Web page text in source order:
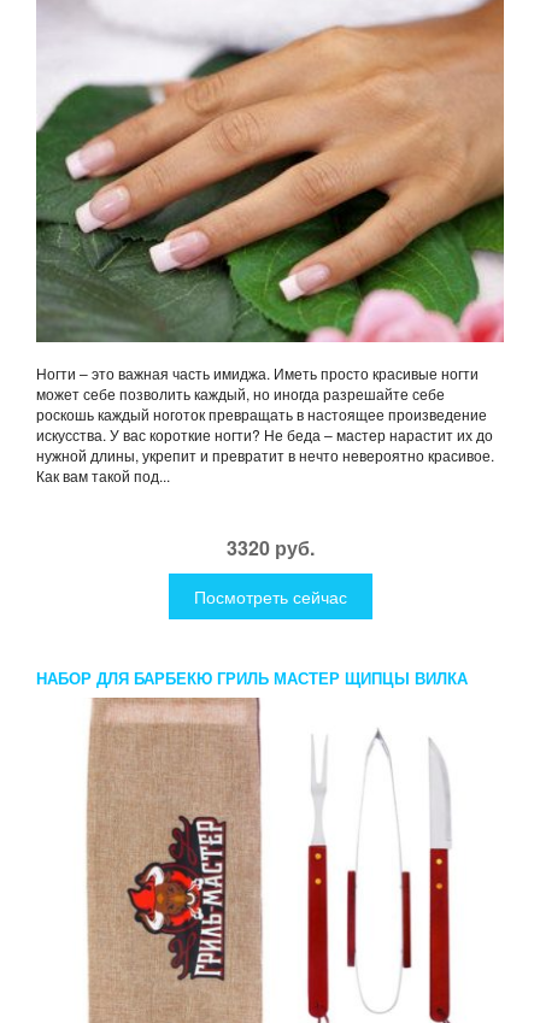
Ногти – это важная часть имиджа. Иметь просто красивые ногти
может себе позволить каждый, но иногда разрешайте себе
роскошь каждый ноготок превращать в настоящее произведение
искусства. У вас короткие ногти? Не беда – мастер нарастит их до
нужной длины, укрепит и превратит в нечто невероятно красивое.
Как вам такой под...
3320 руб.
Посмотреть сейчас
НАБОР ДЛЯ БАРБЕКЮ ГРИЛЬ МАСТЕР ЩИПЦЫ ВИЛКА